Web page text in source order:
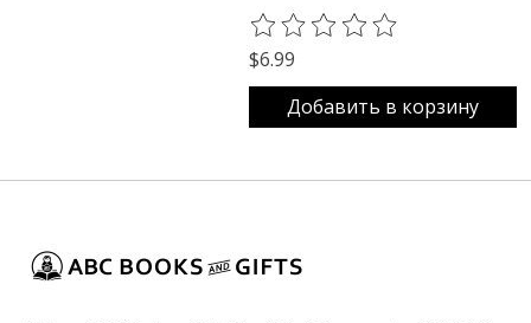
The rating of this product is
$6.99
Добавить в корзину